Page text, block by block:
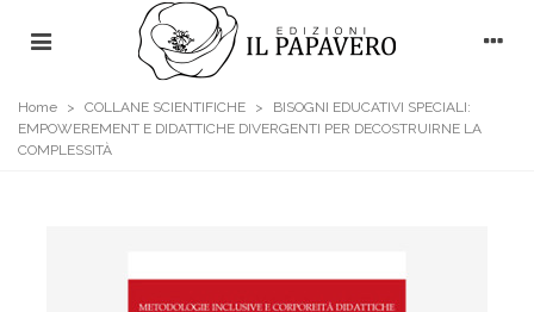
Home > COLLANE SCIENTIFICHE >
BISOGNI EDUCATIVI SPECIALI:
EMPOWEREMENT E DIDATTICHE DIVERGENTI PER DECOSTRUIRNE LA
COMPLESSITÀ